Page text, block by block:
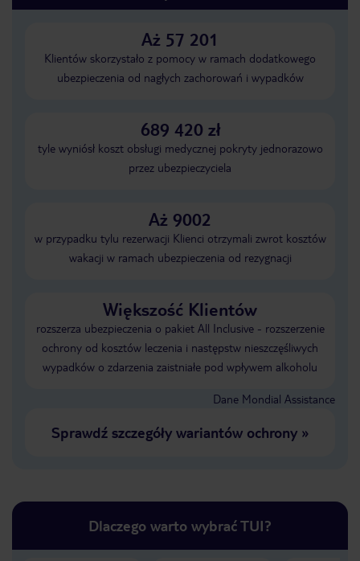
Aż 57 201
Klientów skorzystało z pomocy w ramach dodatkowego
ubezpieczenia od nagłych zachorowań i wypadków
689 420 zł
tyle wyniósł koszt obsługi medycznej pokryty jednorazowo
przez ubezpieczyciela
Aż 9002
w przypadku tylu rezerwacji Klienci otrzymali zwrot kosztów
wakacji w ramach ubezpieczenia od rezygnacji
Większość Klientów
rozszerza ubezpieczenia o pakiet All Inclusive - rozszerzenie
ochrony od kosztów leczenia i następstw nieszczęśliwych
wypadków o zdarzenia zaistniałe pod wpływem alkoholu
Dane Mondial Assistance
Sprawdź szczegóły wariantów ochrony»
Dlaczego warto wybrać TUI?